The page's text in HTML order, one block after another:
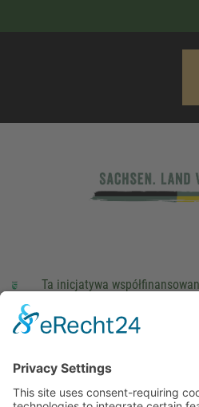
Ta inicjatywa
parlamentarzystów Landtagu
stopka redakcyjna